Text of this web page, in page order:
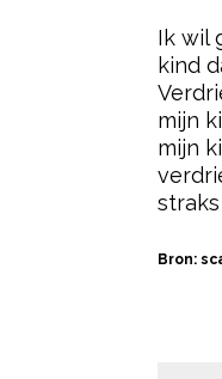
Ik wil
kind
mijn
mijn
Bron: